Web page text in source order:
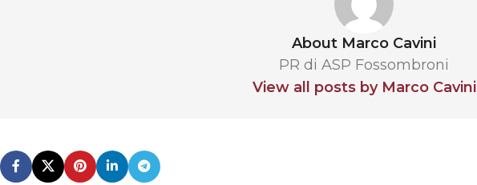
About Marco Cavini
PR di ASP Fossombroni
View all posts by Marco Cavini